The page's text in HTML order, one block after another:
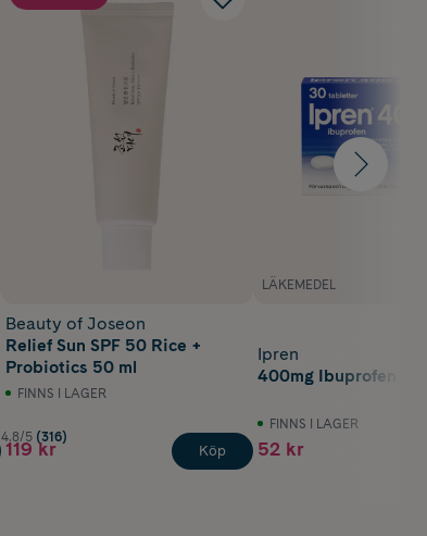
Beauty of Joseon
Relief Sun SPF 50 Rice +
Probiotics 50 ml
FINNS I LAGER
4.8/5 (316)
119 kr Köp
LÄKEMEDEL
Ipren
400mg Ibuprofen
FINNS I LAGER
52 kr